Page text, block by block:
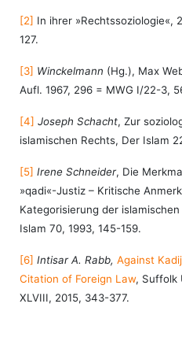
[2] In ihrer »Rechtssoziologie«,
127.
[3] Winckelmann (Hg.), Max
Aufl. 1967, 296 = MWG I/22-3,
[4] Joseph Schacht, Zur
islamischen Rechts, Der Islam
[5] Irene Schneider, Die
»qadi«-Justiz – Kritische
Kategorisierung der
Islam 70, 1993, 145-159.
[6] Intisar A. Rabb, Against
Citation of Foreign Law, Suffolk
XLVIII, 2015, 343-377.